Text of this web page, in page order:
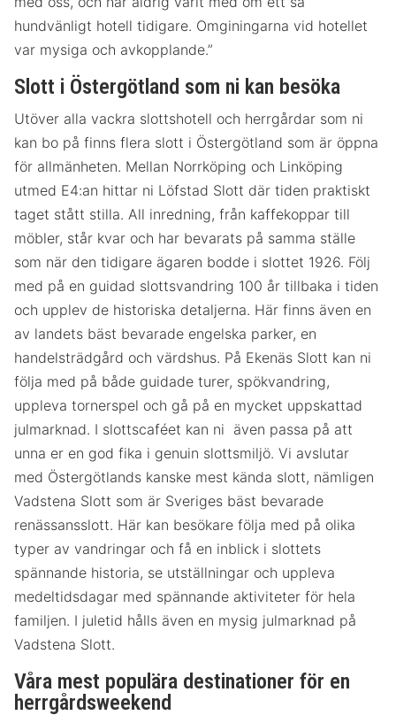
hundvänligt hotell tidigare. Omginingarna vid hotellet
var mysiga och avkopplande.”
Slott i Östergötland som ni kan besöka
Utöver alla vackra slottshotell och herrgårdar som ni
kan bo på finns flera slott i Östergötland som är öppna
för allmänheten. Mellan Norrköping och Linköping
utmed E4:an hittar ni Löfstad Slott där tiden praktiskt
taget stått stilla. All inredning, från kaffekoppar till
möbler, står kvar och har bevarats på samma ställe
som när den tidigare ägaren bodde i slottet 1926. Följ
med på en guidad slottsvandring 100 år tillbaka i tiden
och upplev de historiska detaljerna. Här finns även en
av landets bäst bevarade engelska parker, en
handelsträdgård och värdshus. På Ekenäs Slott kan ni
följa med på både guidade turer, spökvandring,
uppleva tornerspel och gå på en mycket uppskattad
julmarknad. I slottscaféet kan ni även passa på att
unna er en god fika i genuin slottsmiljö. Vi avslutar
med Östergötlands kanske mest kända slott, nämligen
Vadstena Slott som är Sveriges bäst bevarade
renässansslott. Här kan besökare följa med på olika
typer av vandringar och få en inblick i slottets
spännande historia, se utställningar och uppleva
medeltidsdagar med spännande aktiviteter för hela
familjen. I juletid hålls även en mysig julmarknad på
Vadstena Slott.
Våra mest populära destinationer för en
herrgårdsweekend